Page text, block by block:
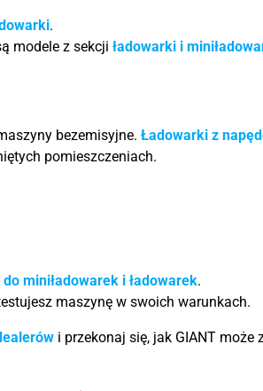
.
modele z sekcji ładowarki i
bezemisyjne. Ładowarki z
pomieszczeniach.
miniładowarek i ładowarek.
maszynę w swoich warunkach.
i przekonaj się, jak GIANT może